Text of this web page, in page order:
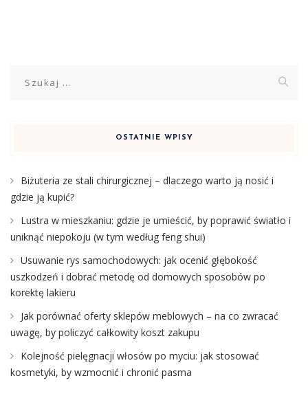
OSTATNIE WPISY
Biżuteria ze stali chirurgicznej – dlaczego warto ją nosić i
gdzie ją kupić?
Lustra w mieszkaniu: gdzie je umieścić, by poprawić światło i
uniknąć niepokoju (w tym według feng shui)
Usuwanie rys samochodowych: jak ocenić głębokość
uszkodzeń i dobrać metodę od domowych sposobów po
korektę lakieru
Jak porównać oferty sklepów meblowych – na co zwracać
uwagę, by policzyć całkowity koszt zakupu
Kolejność pielęgnacji włosów po myciu: jak stosować
kosmetyki, by wzmocnić i chronić pasma